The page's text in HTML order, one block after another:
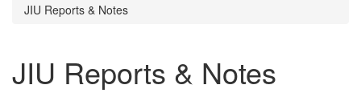
JIU Reports & Notes
JIU Reports & Notes